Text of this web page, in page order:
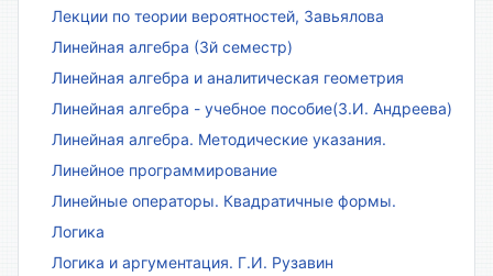
Лекции по теории вероятностей, Завьялова
Линейная алгебра (3й семестр)
Линейная алгебра и аналитическая геометрия
Линейная алгебра - учебное пособие(З.И. Андреева)
Линейная алгебра. Методические указания.
Линейное программирование
Линейные операторы. Квадратичные формы.
Логика
Логика и аргументация. Г.И. Рузавин